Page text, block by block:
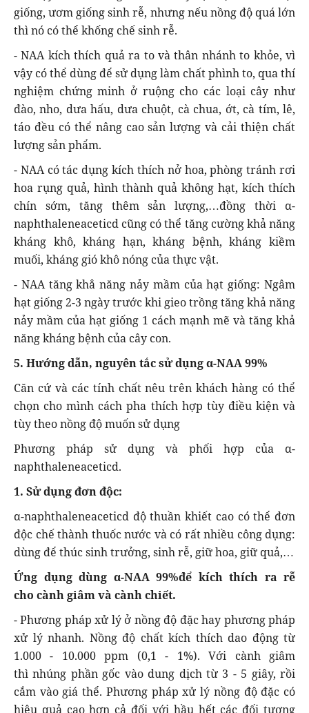
giống, ươm giống sinh rễ, nhưng nếu nồng độ quá lớn
thì nó có thể khống chế sinh rễ.
- NAA kích thích quả ra to và thân nhánh to khỏe, vì
vậy có thể dùng để sử dụng làm chất phình to, qua thí
nghiệm chứng minh ở ruộng cho các loại cây như
đào, nho, dưa hấu, dưa chuột, cà chua, ớt, cà tím, lê,
táo đều có thể nâng cao sản lượng và cải thiện chất
lượng sản phẩm.
- NAA có tác dụng kích thích nở hoa, phòng tránh rơi
hoa rụng quả, hình thành quả không hạt, kích thích
chín sớm, tăng thêm sản lượng,…đồng thời α-
naphthaleneaceticd cũng có thể tăng cường khả năng
kháng khô, kháng hạn, kháng bệnh, kháng kiềm
muối, kháng gió khô nóng của thực vật.
- NAA tăng khẳ năng nảy mầm của hạt giống: Ngâm
hạt giống 2-3 ngày trước khi gieo trồng tăng khả năng
nảy mầm của hạt giống 1 cách mạnh mẽ và tăng khả
năng kháng bệnh của cây con.
5. Hướng dẫn, nguyên tắc sử dụng α-NAA 99%
Căn cứ và các tính chất nêu trên khách hàng có thể
chọn cho mình cách pha thích hợp tùy điều kiện và
tùy theo nồng độ muốn sử dụng
Phương pháp sử dụng và phối hợp của α-
naphthaleneaceticd.
1. Sử dụng đơn độc:
α-naphthaleneaceticd độ thuần khiết cao có thể đơn
độc chế thành thuốc nước và có rất nhiều công dụng:
dùng để thúc sinh trưởng, sinh rễ, giữ hoa, giữ quả,…
Ứng dụng dùng α-NAA 99%để kích thích ra rễ
cho cành giâm và cành chiết.
- Phương pháp xử lý ở nồng độ đặc hay phương pháp
xử lý nhanh. Nồng độ chất kích thích dao động từ
1.000 - 10.000 ppm (0,1 - 1%). Với cành giâm
thì nhúng phần gốc vào dung dịch từ 3 - 5 giây, rồi
cắm vào giá thể. Phương pháp xử lý nồng độ đặc có
hiệu quả cao hơn cả đối với hầu hết các đối tượng